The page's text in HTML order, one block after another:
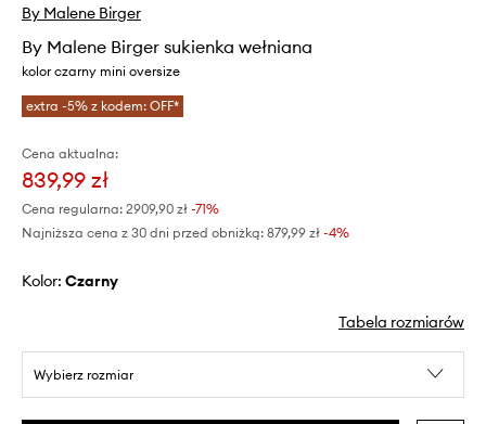
By Malene Birger
By Malene Birger sukienka wełniana
kolor czarny mini oversize
extra -5% z kodem: OFF*
Cena aktualna:
839,99 zł
Cena regularna: 2909,90 zł -71%
Najniższa cena z 30 dni przed obniżką: 879,99 zł -4%
Kolor: czarny
Tabela rozmiarów
Wybierz rozmiar